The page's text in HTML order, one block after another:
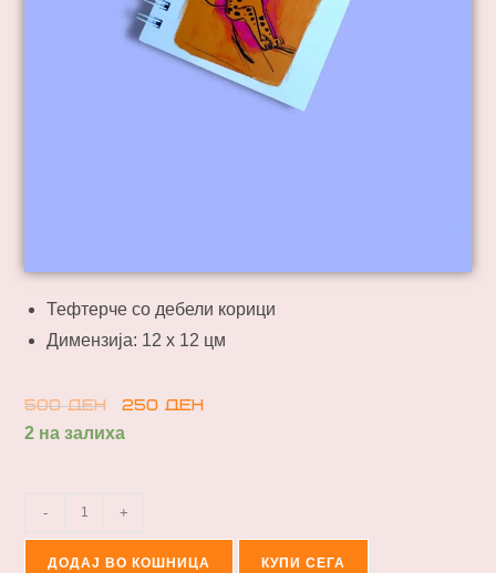
Тефтерче со дебели корици
Димензија: 12 х 12 цм
500ден 250ден
2 на залиха
- +
ДОДАЈ ВО КОШНИЦА КУПИ СЕГА